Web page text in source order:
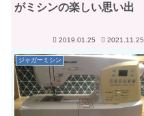
がミシンの楽しい思い出
2019.01.25 2021.11.25
ジャガーミシン